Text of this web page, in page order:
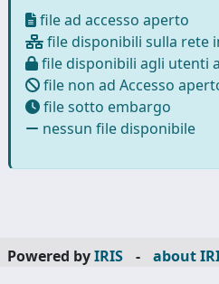
file ad accesso aperto
file disponibili sulla rete
file disponibili agli utenti
file non ad Accesso
file sotto embargo
nessun file disponibile
Powered byIRIS - about